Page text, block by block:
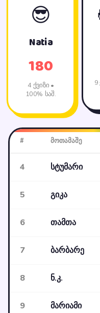
😎
Natia
180
4 ქვიზი •
100% საშ.
9
# მოთამაშე
4 სტუმარი
5 გიკა
6 თამთა
7 ბარბარე
8 ნ.კ.
9 მარიამი